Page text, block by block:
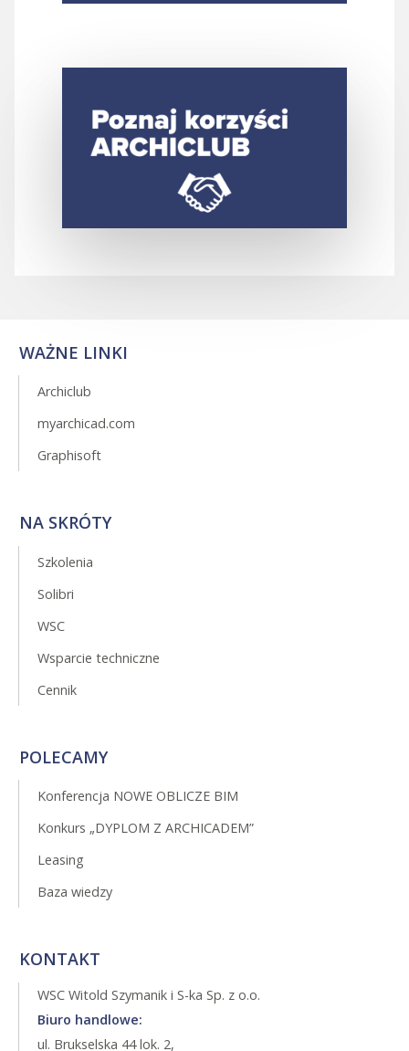
WAŻNE LINKI
Archiclub
myarchicad.com
Graphisoft
NA SKRÓTY
Szkolenia
Solibri
WSC
Wsparcie techniczne
Cennik
POLECAMY
Konferencja NOWE OBLICZE BIM
Konkurs „DYPLOM Z ARCHICADEM”
Leasing
Baza wiedzy
KONTAKT
WSC Witold Szymanik i S-ka Sp. z o.o.
Biuro handlowe:
ul. Brukselska 44 lok. 2,